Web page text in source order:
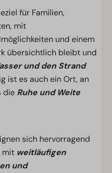
für Familien,
mit
und einem
übersichtlich bleibt und
und den Strand
ist es auch ein Ort, an
die Ruhe und Weite
sich hervorragend
mit weitläufigen
und